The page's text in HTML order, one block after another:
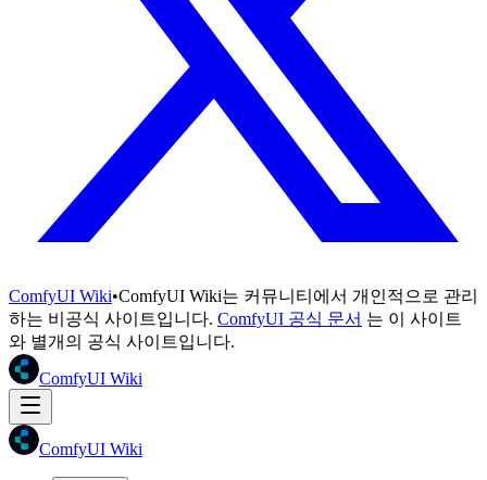
ComfyUI Wiki•ComfyUI Wiki는 커뮤니티에서 개인적으로 관리
하는 비공식 사이트입니다. ComfyUI 공식 문서 는 이 사이트
와 별개의 공식 사이트입니다.
ComfyUI Wiki
ComfyUI Wiki